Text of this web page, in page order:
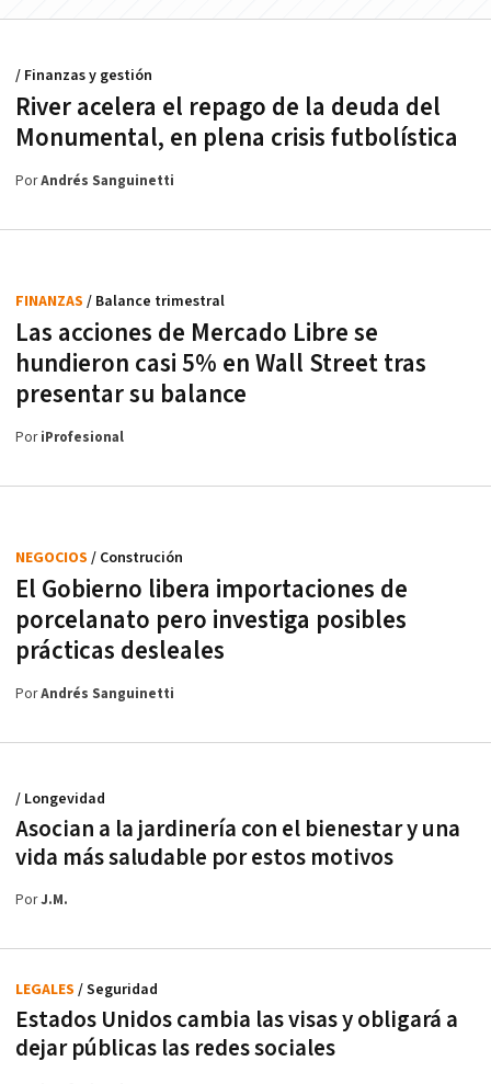
River acelera el repago de la deuda del
Monumental, en plena crisis futbolística
/ Finanzas y gestión
PorAndrés Sanguinetti
Las acciones de Mercado Libre se
hundieron casi 5% en Wall Street tras
presentar su balance
FINANZAS / Balance trimestral
PoriProfesional
El Gobierno libera importaciones de
porcelanato pero investiga posibles
prácticas desleales
NEGOCIOS / Construción
PorAndrés Sanguinetti
Asocian a la jardinería con el bienestar y una
vida más saludable por estos motivos
/ Longevidad
PorJ.M.
Estados Unidos cambia las visas y obligará a
dejar públicas las redes sociales
LEGALES / Seguridad